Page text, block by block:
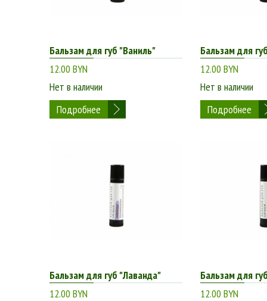
Бальзам для губ "Ваниль"
12.00 BYN
Нет в наличии
Подробнее
Бальзам для
12.00 BYN
Нет в наличии
Подробнее
Бальзам для губ "Лаванда"
12.00 BYN
Бальзам для
12.00 BYN